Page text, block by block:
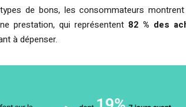
de bons, les consommateurs
prestation, qui représentent 82 % des
à dépenser.